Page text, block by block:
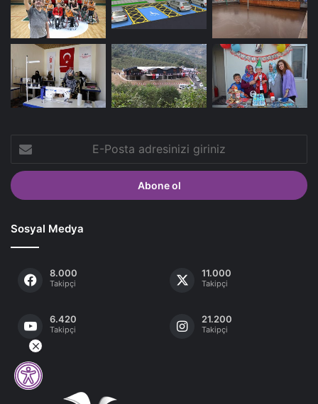
Posta
adresinizi
giriniz
Sosyal Medya
8.000
Takipçi
11.000
Takipçi
6.420
Takipçi
21.200
Takipçi